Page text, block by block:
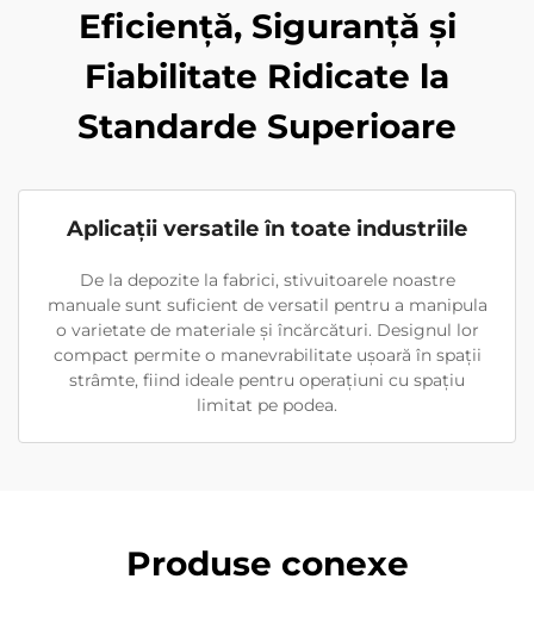
Eficiență, Siguranță și
Fiabilitate Ridicate la
Standarde Superioare
Aplicaţii versatile în toate industriile
De la depozite la fabrici, stivuitoarele noastre
manuale sunt suficient de versatil pentru a manipula
o varietate de materiale și încărcături. Designul lor
compact permite o manevrabilitate ușoară în spații
strâmte, fiind ideale pentru operațiuni cu spațiu
limitat pe podea.
Produse conexe